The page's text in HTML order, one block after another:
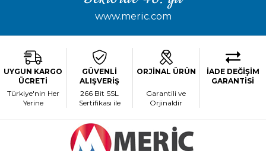
www.meric.com
UYGUN KARGO
ÜCRETİ
Türkiye'nin Her
Yerine
GÜVENLİ
ALIŞVERİŞ
266 Bit SSL
Sertifikası ile
ORJİNAL ÜRÜN
Garantili ve
Orjinaldir
İADE DEĞİŞİM
GARANTİSİ